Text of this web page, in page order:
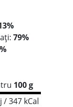
79%
100 g
/ 347 kCal